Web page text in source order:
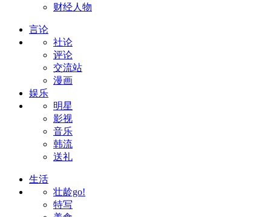
财经人物
言论
社论
评论
交流站
漫画
娱乐
明星
影视
音乐
韩流
送礼
生活
壮龄go!
特写